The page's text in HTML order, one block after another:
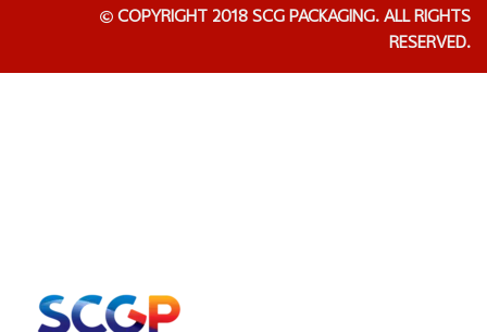
COPYRIGHT 2018 SCG PACKAGING. ALL RIGHTS
RESERVED.